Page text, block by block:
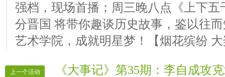
强档，现场首播；周三晚八点《上下五
分晋国 将带你趣谈历史故事，鉴以往
艺术学院，成就明星梦！【烟花缤纷
上一个活动 《大事记》第35期：李自成攻